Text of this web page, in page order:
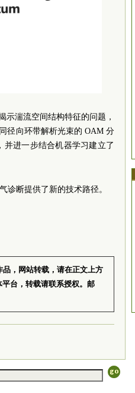
示湍流空间结构特征的问题，
径向环带解析光束的 OAM 分
进一步结合机器学习建立了
诊断提供了新的技术路径。
，网站转载，请在正文上方
台，转载请联系授权。邮